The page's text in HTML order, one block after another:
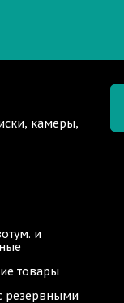
камеры,
и
товары
резервными